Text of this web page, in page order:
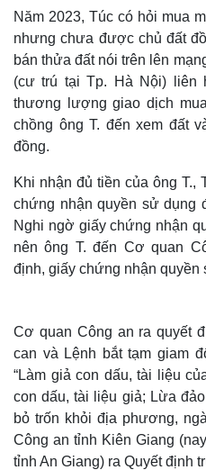
Năm 2023, Túc có hỏi mua
nhưng chưa được chủ đất
bán thửa đất nói trên lên
(cư trú tại Tp. Hà Nội) liên
thương lượng giao dịch
chồng ông T. đến xem đất
đồng.
Khi nhận đủ tiền của ông T.,
chứng nhận quyền sử dụng
Nghi ngờ giấy chứng nhận
nên ông T. đến Cơ quan
định, giấy chứng nhận quyền
Cơ quan Công an ra quyết
can và Lệnh bắt tạm giam
“Làm giả con dấu, tài liệu
con dấu, tài liệu giả; Lừa
bỏ trốn khỏi địa phương,
Công an tỉnh Kiên Giang
tỉnh An Giang) ra Quyết định